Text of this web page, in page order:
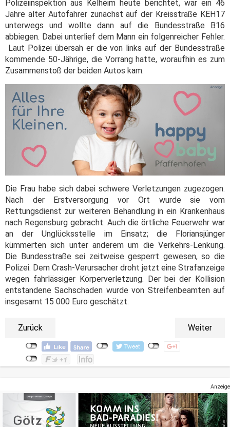
Polizeiinspektion aus Kelheim heute berichtet, war ein 46
Jahre alter Autofahrer zunächst auf der Kreisstraße KEH17
unterwegs und wollte dann auf die Bundesstraße B16
abbiegen. Dabei unterlief dem Mann ein folgenreicher Fehler.
Laut Polizei übersah er die von links auf der Bundesstraße
kommende 50-Jährige, die Vorrang hatte, woraufhin es zum
Zusammenstoß der beiden Autos kam.
Die Frau habe sich dabei schwere Verletzungen zugezogen.
Nach der Erstversorgung vor Ort wurde sie vom
Rettungsdienst zur weiteren Behandlung in ein Krankenhaus
nach Regensburg gebracht. Auch die örtliche Feuerwehr war
an der Unglücksstelle im Einsatz; die Floriansjünger
kümmerten sich unter anderem um die Verkehrs-Lenkung.
Die Bundesstraße sei zeitweise gesperrt gewesen, so die
Polizei. Dem Crash-Verursacher droht jetzt eine Strafanzeige
wegen fahrlässiger Körperverletzung. Der bei der Kollision
entstandene Sachschaden wurde von Streifenbeamten auf
insgesamt 15 000 Euro geschätzt.
Zurück Weiter
Anzeige